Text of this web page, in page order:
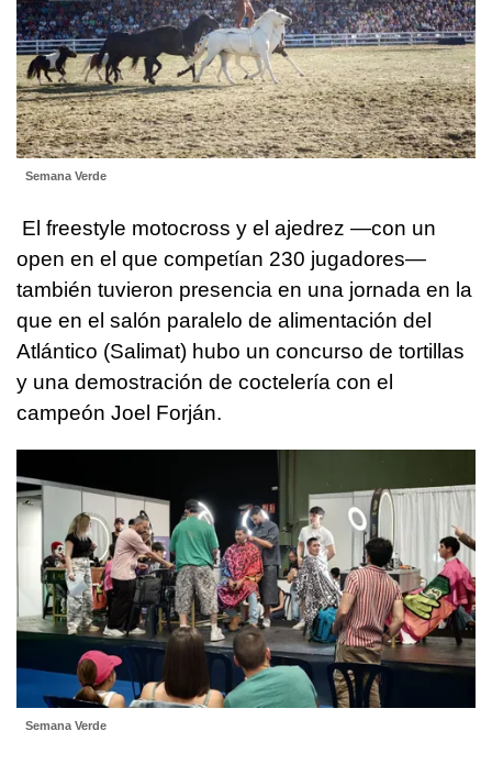
Semana Verde
El freestyle motocross y el ajedrez —con un
open en el que competían 230 jugadores—
también tuvieron presencia en una jornada en la
que en el salón paralelo de alimentación del
Atlántico (Salimat) hubo un concurso de tortillas
y una demostración de coctelería con el
campeón Joel Forján.
Semana Verde